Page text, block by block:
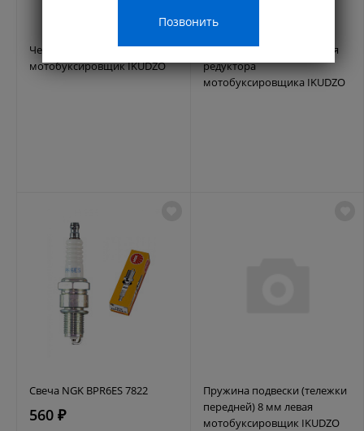
Чехол для двигателя
мотобуксировщик IKUDZO
Шестерня промежуточная
редуктора
мотобуксировщика IKUDZO
Свеча NGK BPR6ES 7822
560 ₽
Пружина подвески (тележки
передней) 8 мм левая
мотобуксировщик IKUDZO
Позвонить